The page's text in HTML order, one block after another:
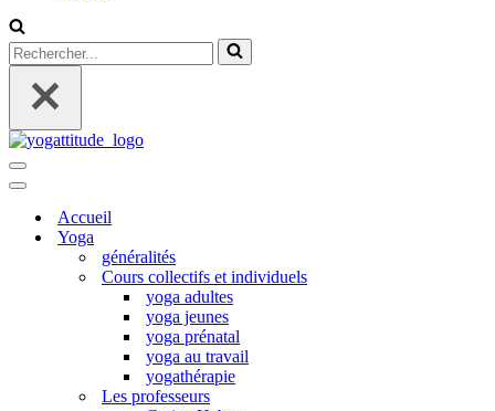
Rechercher...
Menu
de
Menu
navigationAccueil
Yoga
généralités
Cours collectifs et individuels
yoga adultes
yoga jeunes
yoga prénatal
yoga au travail
yogathérapie
Les professeurs